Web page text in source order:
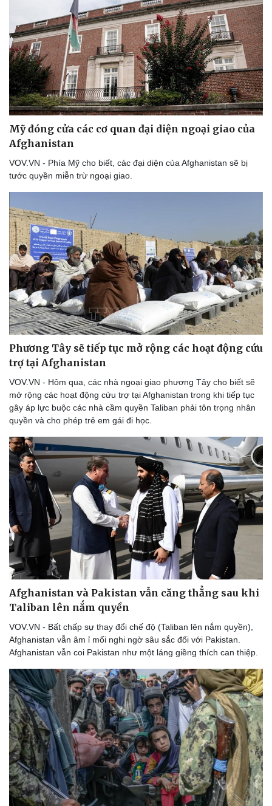
Thể thao
Bóng đá
Lịch thi đấu bóng đá
Thế giới thể thao
eSports
Hậu trường
Ô tô - Xe máy
Ô tô
Xe máy
Tư vấn
Mỹ đóng cửa các cơ quan đại diện ngoại giao của
Afghanistan
VOV.VN - Phía Mỹ cho biết, các đại diện của Afghanistan sẽ bị
tước quyền miễn trừ ngoại giao.
Phương Tây sẽ tiếp tục mở rộng các hoạt động cứu
trợ tại Afghanistan
VOV.VN - Hôm qua, các nhà ngoại giao phương Tây cho biết sẽ
mở rộng các hoạt động cứu trợ tại Afghanistan trong khi tiếp tục
gây áp lực buộc các nhà cầm quyền Taliban phải tôn trọng nhân
quyền và cho phép trẻ em gái đi học.
Afghanistan và Pakistan vẫn căng thẳng sau khi
Taliban lên nắm quyền
VOV.VN - Bất chấp sự thay đổi chế độ (Taliban lên nắm quyền),
Afghanistan vẫn âm ỉ mối nghi ngờ sâu sắc đối với Pakistan.
Afghanistan vẫn coi Pakistan như một láng giềng thích can thiệp.